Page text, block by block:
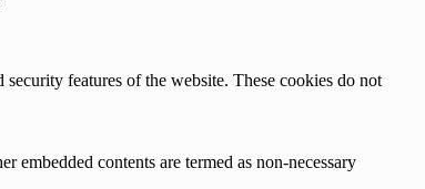
features of the website. These cookies do not
embedded contents are termed as non-necessary